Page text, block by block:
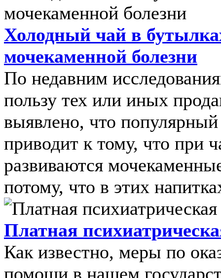
Холодный чай в
мочекаменной болезни
По недавним
пользу тех или иных
выявлено, что
приводит к тому, что при
развиваются
потому, что в этих
Платная
Как известно, меры по
помощи в нашем